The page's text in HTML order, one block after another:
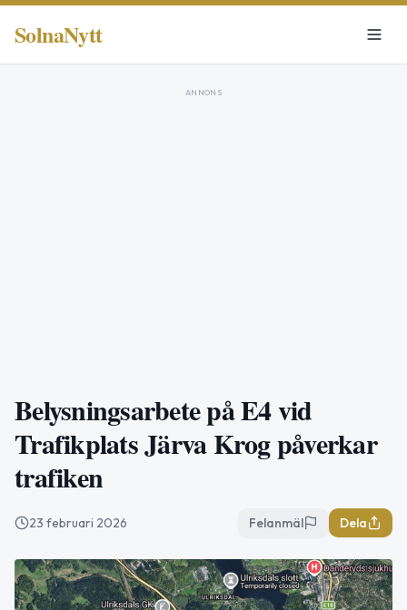
SolnaNytt
ANNONS
Belysningsarbete på E4 vid
Trafikplats Järva Krog påverkar
trafiken
23 februari 2026 Felanmäl Dela